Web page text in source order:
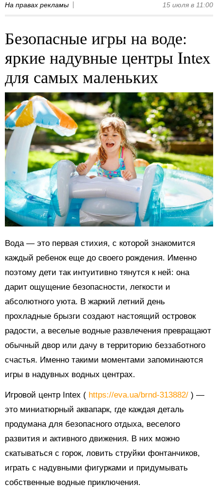
На правах рекламы 15 июля в 11:00
Безопасные игры на воде:
яркие надувные центры Intex
для самых маленьких
Вода — это первая стихия, с которой знакомится
каждый ребенок еще до своего рождения. Именно
поэтому дети так интуитивно тянутся к ней: она
дарит ощущение безопасности, легкости и
абсолютного уюта. В жаркий летний день
прохладные брызги создают настоящий островок
радости, а веселые водные развлечения превращают
обычный двор или дачу в территорию беззаботного
счастья. Именно такими моментами запоминаются
игры в надувных водных центрах.
Игровой центр Intex ( https://eva.ua/brnd-313882/ ) —
это миниатюрный аквапарк, где каждая деталь
продумана для безопасного отдыха, веселого
развития и активного движения. В них можно
скатываться с горок, ловить струйки фонтанчиков,
играть с надувными фигурками и придумывать
собственные водные приключения.